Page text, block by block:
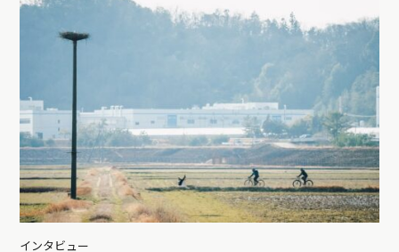
インタビュー